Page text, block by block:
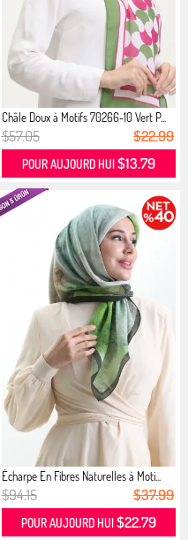
Châle Doux à Motifs 70266-10 Vert P...
$57.05 $22.99
POUR AUJOURD HUI $13.79
Écharpe En Fibres Naturelles à Moti...
$94.15 $37.99
POUR AUJOURD HUI $22.79